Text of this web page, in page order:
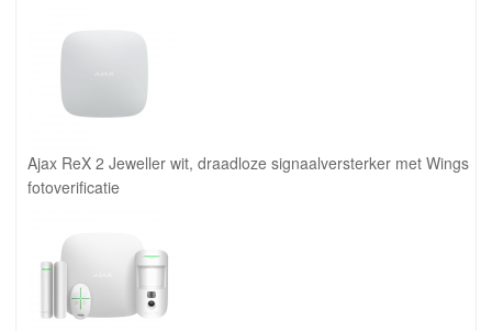
Ajax ReX 2 Jeweller wit, draadloze signaalversterker met Wings
fotoverificatie